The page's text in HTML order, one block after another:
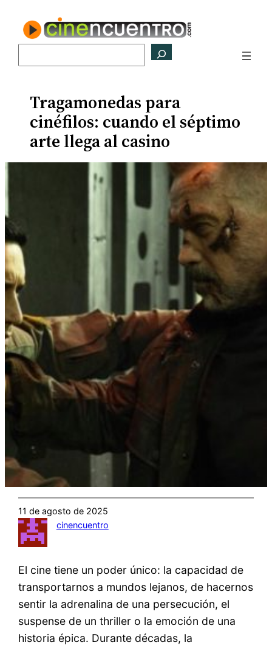
contenido
Tragamonedas para
cinéfilos: cuando el séptimo
arte llega al casino
11 de agosto de 2025
cinencuentro
El cine tiene un poder único: la capacidad de
transportarnos a mundos lejanos, de hacernos
sentir la adrenalina de una persecución, el
suspense de un thriller o la emoción de una
historia épica. Durante décadas, la